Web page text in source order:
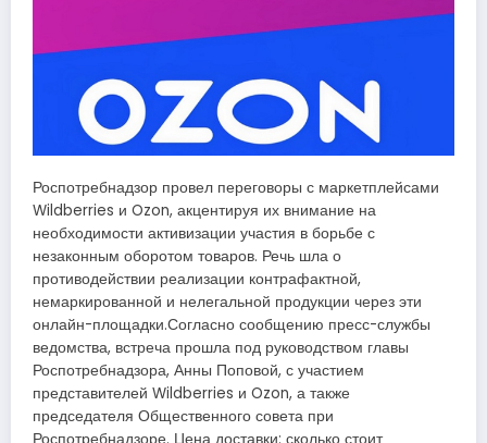
Роспотребнадзор провел переговоры с маркетплейсами
Wildberries и Ozon, акцентируя их внимание на
необходимости активизации участия в борьбе с
незаконным оборотом товаров. Речь шла о
противодействии реализации контрафактной,
немаркированной и нелегальной продукции через эти
онлайн-площадки.Согласно сообщению пресс-службы
ведомства, встреча прошла под руководством главы
Роспотребнадзора, Анны Поповой, с участием
представителей Wildberries и Ozon, а также
председателя Общественного совета при